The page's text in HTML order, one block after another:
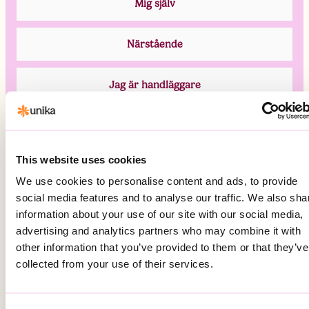
This website uses cookies
We use cookies to personalise content and ads, to provide
social media features and to analyse our traffic. We also
information about your use of our site with our social media,
advertising and analytics partners who may combine it with
other information that you’ve provided to them or that they’ve
collected from your use of their services.